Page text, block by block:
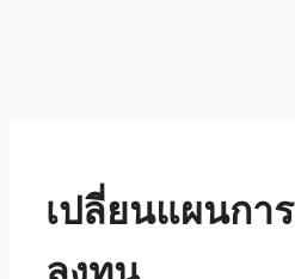
เปลี่ยนแผนการ